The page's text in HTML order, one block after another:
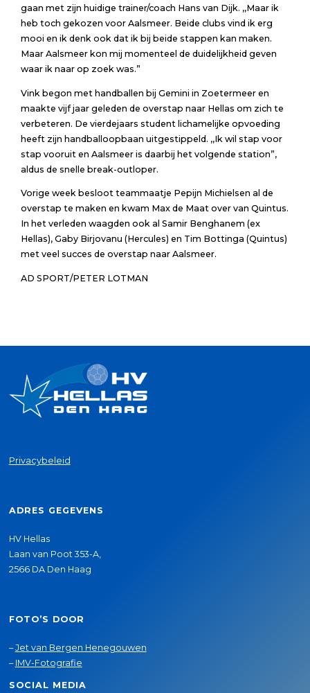
gaan met zijn huidige trainer/coach Hans van Dijk. ,,Maar ik
heb toch gekozen voor Aalsmeer. Beide clubs vind ik erg
mooi en ik denk ook dat ik bij beide stappen kan maken.
Maar Aalsmeer kon mij momenteel de duidelijkheid geven
waar ik naar op zoek was.”
Vink begon met handballen bij Gemini in Zoetermeer en
maakte vijf jaar geleden de overstap naar Hellas om zich te
verbeteren. De vierdejaars student lichamelijke opvoeding
heeft zijn handballoopbaan uitgestippeld. ,,Ik wil stap voor
stap vooruit en Aalsmeer is daarbij het volgende station”,
aldus de snelle break-outloper.
Vorige week besloot teammaatje Pepijn Michielsen al de
overstap te maken en kwam Max de Maat over van Quintus.
In het verleden waagden ook al Samir Benghanem (ex
Hellas), Gaby Birjovanu (Hercules) en Tim Bottinga (Quintus)
met veel succes de overstap naar Aalsmeer.
AD SPORT/PETER LOTMAN
Privacybeleid
ADRES GEGEVENS
HV Hellas
Laan van Poot 353-A,
2566 DA Den Haag
FOTO’S DOOR
–Jet van Bergen Henegouwen
– IMV-Fotografie
SOCIAL MEDIA